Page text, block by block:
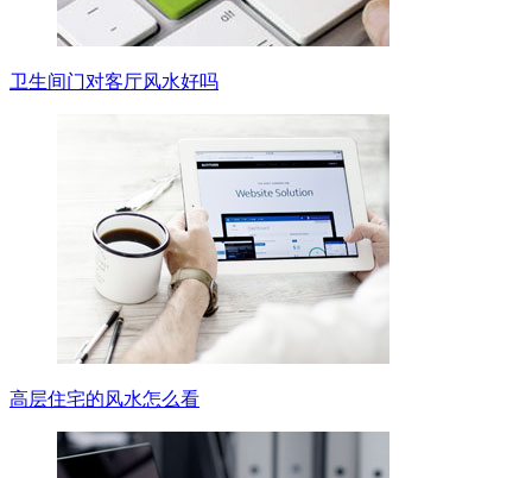
卫生间门对客厅风水好吗
高层住宅的风水怎么看